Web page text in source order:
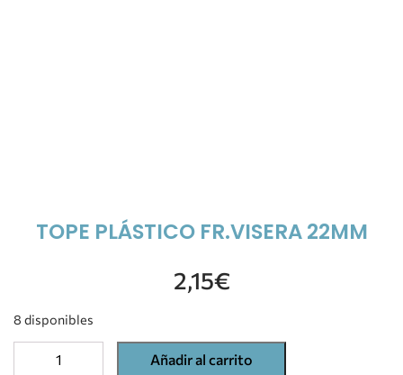
TOPE PLÁSTICO FR.VISERA 22MM
2,15€
8 disponibles
Añadir al carrito